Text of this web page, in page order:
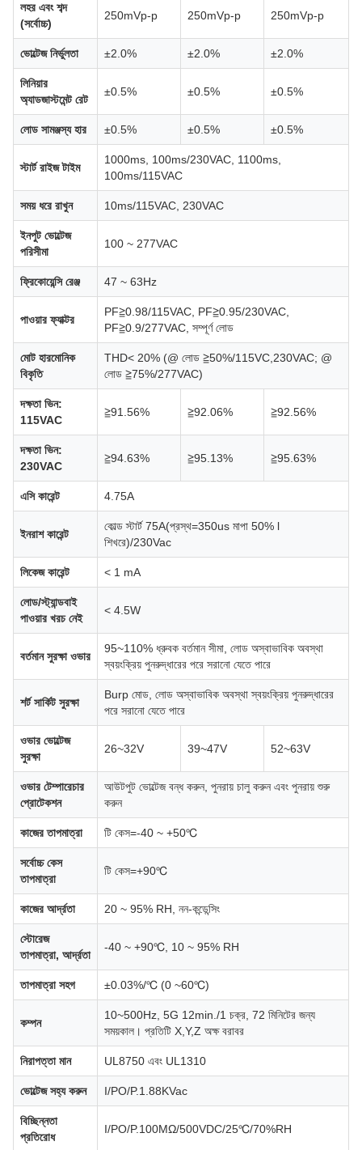
লহর এবং শব্দ
(সর্বোচ্চ)
250mVp-p 250mVp-p 250mVp-p
ভোল্টেজ নির্ভুলতা ±2.0% ±2.0% ±2.0%
লিনিয়ার
অ্যাডজাস্টমেন্ট রেট
±0.5% ±0.5% ±0.5%
লোড সামঞ্জস্য হার ±0.5% ±0.5% ±0.5%
স্টার্ট রাইজ টাইম
1000ms, 100ms/230VAC, 1100ms,
100ms/115VAC
সময় ধরে রাখুন 10ms/115VAC, 230VAC
ইনপুট ভোল্টেজ
পরিসীমা
100 ~ 277VAC
ফ্রিকোয়েন্সি রেঞ্জ 47 ~ 63Hz
পাওয়ার ফ্যাক্টর
PF≧0.98/115VAC, PF≧0.95/230VAC,
PF≧0.9/277VAC, সম্পূর্ণ লোড
মোট হারমোনিক
বিকৃতি
THD< 20% (@ লোড ≧50%/115VC,230VAC; @
লোড ≧75%/277VAC)
দক্ষতা ভিন:
115VAC
≧91.56% ≧92.06% ≧92.56%
দক্ষতা ভিন:
230VAC
≧94.63% ≧95.13% ≧95.63%
এসি কারেন্ট 4.75A
ইনরাশ কারেন্ট
কোল্ড স্টার্ট 75A(প্রস্থ=350us মাপা 50% l
শিখরে)/230Vac
লিকেজ কারেন্ট < 1 mA
লোড/স্ট্যান্ডবাই
পাওয়ার খরচ নেই
< 4.5W
বর্তমান সুরক্ষা ওভার
95~110% ধ্রুবক বর্তমান সীমা, লোড অস্বাভাবিক অবস্থা
স্বয়ংক্রিয় পুনরুদ্ধারের পরে সরানো যেতে পারে
শর্ট সার্কিট সুরক্ষা
Burp মোড, লোড অস্বাভাবিক অবস্থা স্বয়ংক্রিয় পুনরুদ্ধারের
পরে সরানো যেতে পারে
ওভার ভোল্টেজ
সুরক্ষা
26~32V 39~47V 52~63V
ওভার টেম্পারেচার
প্রোটেকশন
আউটপুট ভোল্টেজ বন্ধ করুন, পুনরায় চালু করুন এবং পুনরায় শুরু
করুন
কাজের তাপমাত্রা টি কেস=-40 ~ +50℃
সর্বোচ্চ কেস
তাপমাত্রা
টি কেস=+90℃
কাজের আর্দ্রতা 20 ~ 95% RH, নন-কন্ডেন্সিং
স্টোরেজ
তাপমাত্রা, আর্দ্রতা
-40 ~ +90℃, 10 ~ 95% RH
তাপমাত্রা সহগ ±0.03%/℃ (0 ~60℃)
কম্পন
10~500Hz, 5G 12min./1 চক্র, 72 মিনিটের জন্য
সময়কাল। প্রতিটি X,Y,Z অক্ষ বরাবর
নিরাপত্তা মান UL8750 এবং UL1310
ভোল্টেজ সহ্য করুন I/PO/P.1.88KVac
বিচ্ছিন্নতা
প্রতিরোধ
I/PO/P.100MΩ/500VDC/25℃/70%RH